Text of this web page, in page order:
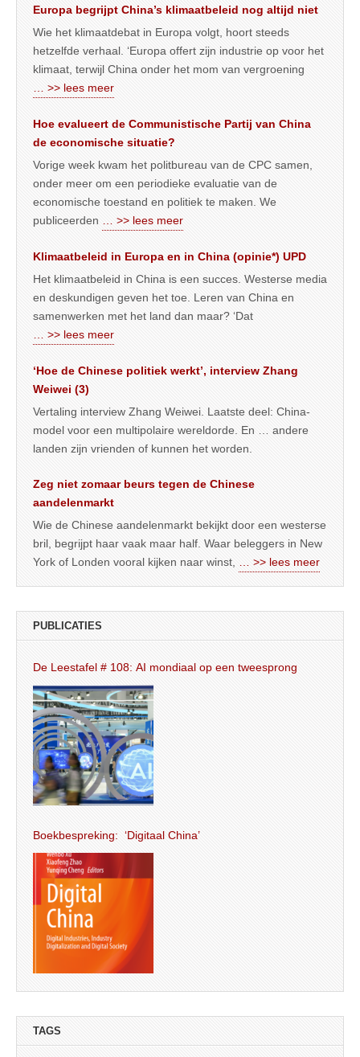
Europa begrijpt China’s klimaatbeleid nog altijd niet
Wie het klimaatdebat in Europa volgt, hoort steeds
hetzelfde verhaal. ‘Europa offert zijn industrie op voor het
klimaat, terwijl China onder het mom van vergroening
… >> lees meer
Hoe evalueert de Communistische Partij van China
de economische situatie?
Vorige week kwam het politbureau van de CPC samen,
onder meer om een periodieke evaluatie van de
economische toestand en politiek te maken. We
publiceerden
… >> lees meer
Klimaatbeleid in Europa en in China (opinie*) UPD
Het klimaatbeleid in China is een succes. Westerse media
en deskundigen geven het toe. Leren van China en
samenwerken met het land dan maar? ‘Dat
… >> lees meer
‘Hoe de Chinese politiek werkt’, interview Zhang
Weiwei (3)
Vertaling interview Zhang Weiwei. Laatste deel: China-
model voor een multipolaire wereldorde. En … andere
landen zijn vrienden of kunnen het worden.
Zeg niet zomaar beurs tegen de Chinese
aandelenmarkt
Wie de Chinese aandelenmarkt bekijkt door een westerse
bril, begrijpt haar vaak maar half. Waar beleggers in New
York of Londen vooral kijken naar winst,
… >> lees meer
PUBLICATIES
De Leestafel # 108: AI mondiaal op een tweesprong
Boekbespreking: ‘Digitaal China’
TAGS